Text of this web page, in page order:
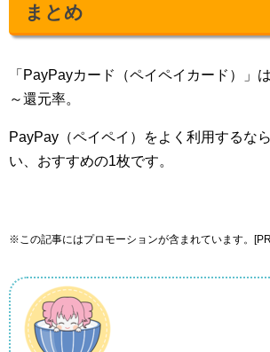
まとめ
「PayPayカード（ペイペイカード）」
～還元率。
PayPay（ペイペイ）をよく利用するな
い、おすすめの1枚です。
※この記事にはプロモーションが含まれています。